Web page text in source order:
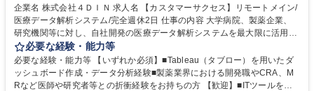
企業名 株式会社４ＤＩＮ 求人名 【カスタマーサクセス】リモートメイン/
医療データ解析システム/完全週休2日 仕事の内容 大学病院、製薬企業、
研究機関等に対し、自社開発の医療データ解析システムを最大限に活用
し、研究成果を最大化していただくための導入後サポートや解析コンサル
ティング、活用アドバイス業務等をお任せします。 ■活用コンサルティン
グ：疾患再発率の調査や薬剤効果の可視化等の目的に合わせ、プラットフ
ォーム上で可能な解析手法を提案 ■オンボーディング：ツールの操作説明
必要な経験・能力等
必要な経験・能力等 【いずれか必須】■Tableau（タブロー）を用いたダ
ッシュボード作成・データ分析経験■製薬業界における開発職やCRA、M
Rなど医師や研究者等との折衝経験をお持ちの方 【歓迎】■ITツールを用